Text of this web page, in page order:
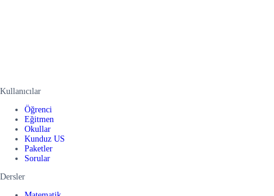
Kullanıcılar
Öğrenci
Eğitmen
Okullar
Kunduz US
Paketler
Sorular
Dersler